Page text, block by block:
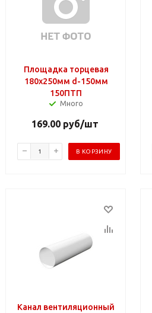
Площадка торцевая
180х250мм d-150мм
150ПТП
Много
169.00руб/шт
В КОРЗИНУ
Канал вентиляционный